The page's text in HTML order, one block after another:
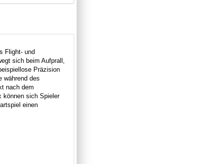
Flight- und
sich beim Aufprall,
Präzision
während des
nach dem
können sich Spieler
einen